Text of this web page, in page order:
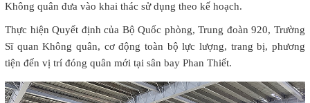
Không quân đưa vào khai thác sử dụng theo kế hoạch.
Thực hiện Quyết định của Bộ Quốc phòng, Trung đoàn 920, Trường
Sĩ quan Không quân, cơ động toàn bộ lực lượng, trang bị, phương
tiện đến vị trí đóng quân mới tại sân bay Phan Thiết.